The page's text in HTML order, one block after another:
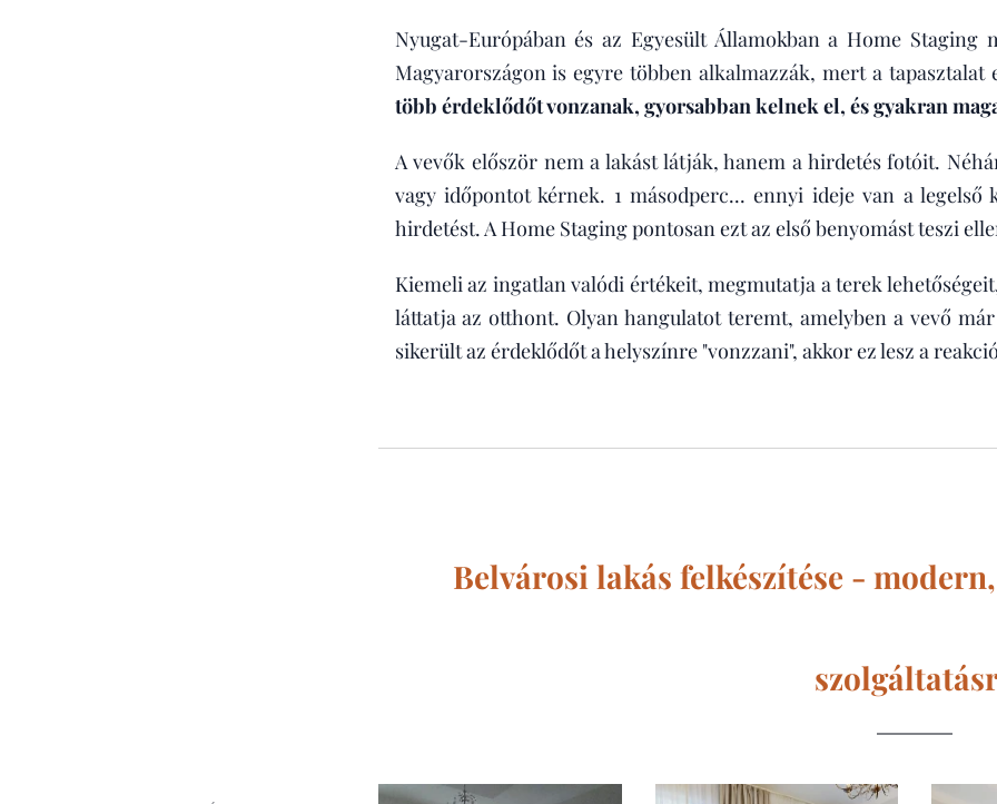
Nyugat-Európában és az Egyesült Államokban a Home Staging
Magyarországon is egyre többen alkalmazzák, mert a
több érdeklődőt vonzanak, gyorsabban kelnek el, és gyakran
A vevők először nem a lakást látják, hanem a hirdetés fotóit.
vagy időpontot kérnek. 1 másodperc... ennyi ideje van a
hirdetést. A Home Staging pontosan ezt az első benyomást teszi
Kiemeli az ingatlan valódi értékeit, megmutatja a terek
láttatja az otthont. Olyan hangulatot teremt, amelyben a vevő
sikerült az érdeklődőt a helyszínre "vonzzani", akkor ez lesz a
Belvárosi lakás felkészítése -